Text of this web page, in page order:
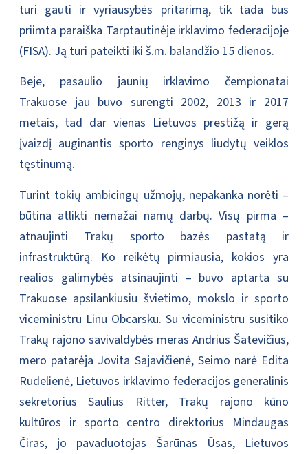
turi gauti ir vyriausybės pritarimą, tik tada bus
priimta paraiška Tarptautinėje irklavimo federacijoje
(FISA). Ją turi pateikti iki š.m. balandžio 15 dienos.
Beje, pasaulio jaunių irklavimo čempionatai
Trakuose jau buvo surengti 2002, 2013 ir 2017
metais, tad dar vienas Lietuvos prestižą ir gerą
įvaizdį auginantis sporto renginys liudytų veiklos
tęstinumą.
Turint tokių ambicingų užmojų, nepakanka norėti –
būtina atlikti nemažai namų darbų. Visų pirma –
atnaujinti Trakų sporto bazės pastatą ir
infrastruktūrą. Ko reikėtų pirmiausia, kokios yra
realios galimybės atsinaujinti – buvo aptarta su
Trakuose apsilankiusiu švietimo, mokslo ir sporto
viceministru Linu Obcarsku. Su viceministru susitiko
Trakų rajono savivaldybės meras Andrius Šatevičius,
mero patarėja Jovita Sajavičienė, Seimo narė Edita
Rudelienė, Lietuvos irklavimo federacijos generalinis
sekretorius Saulius Ritter, Trakų rajono kūno
kultūros ir sporto centro direktorius Mindaugas
Čiras, jo pavaduotojas Šarūnas Ūsas, Lietuvos